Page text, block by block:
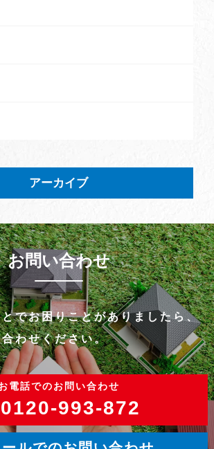
アーカイブ
お問い合わせ
でお困りことがありましたら、
わせください。
電話でのお問い合わせ
0120-993-872